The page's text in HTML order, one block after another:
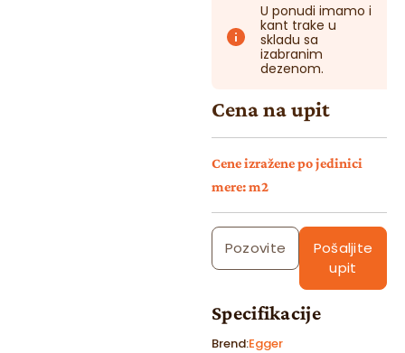
U ponudi imamo i
kant trake u
skladu sa
izabranim
dezenom.
Cena na upit
Cene izražene po jedinici
mere: m2
Pozovite
Pošaljite
upit
Specifikacije
Brend:Egger